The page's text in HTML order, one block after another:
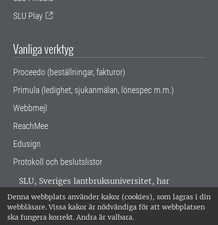
Denna webbplats använder kakor (cookies), som lagras i din
webbläsare. Vissa kakor är nödvändiga för att webbplatsen
ska fungera korrekt. Andra är valbara.
SLU Play
Vanliga verktyg
Proceedo (beställningar, fakturor)
Primula (ledighet, sjukanmälan, lönespec m.m.)
Webbmejl
ReachMee
Edusign
Protokoll och beslutslistor
SLU, Sveriges lantbruksuniversitet, har
verksamhet över hela Sverige. Huvudorter är
Alnarp, Uppsala och Umeå.SLU är
miljöcertifierat enligt ISO 14001. •